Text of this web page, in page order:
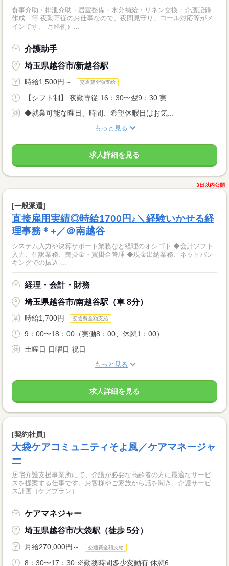
食事介助・排泄介助・居室整備・水分補給・リネン交換・介護記録
作成 等 夜勤専従のお仕事なので、夜間見守り、コール対応等がメ
インです。 月給例）...
介護助手
埼玉県越谷市/新越谷駅
時給1,500円～ 交通費全額支給
【シフト制】 夜勤専従 16：30〜翌9：30 実...
◆就業可能な曜日、時間、希望休暇日はお気...
もっと見る
求人詳細を見る
3日以内公開
[一般派遣]
直接雇用実績◎時給1700円♪＼経験いかせる経
理事務＊+／＠南越谷
システム入力や決算サポート業務など経理のオシゴト ◆会計ソフト
入力、仕訳業務、売掛金・買掛金管理 ◆現金出納業務、ネットバン
キングでの振込 ...
経理・会計・財務
埼玉県越谷市/南越谷駅（車 8分）
時給1,700円 交通費全額支給
9：00〜18：00（実働8：00、休憩1：00）
土曜日 日曜日 祝日
もっと見る
求人詳細を見る
[契約社員]
大袋ケアコミュニティそよ風／ケアマネージャ
ー
居宅介護支援事業所にて、介護が必要な高齢者の方に最適なサービ
スを提案する仕事です。お客様やご家族から話を聞き、介護サービ
ス計画（ケアプラン）...
ケアマネジャー
埼玉県越谷市/大袋駅（徒歩 5分）
月給270,000円～ 交通費全額支給
8：30〜17：30 ※勤務時間多少変動有 休憩6...